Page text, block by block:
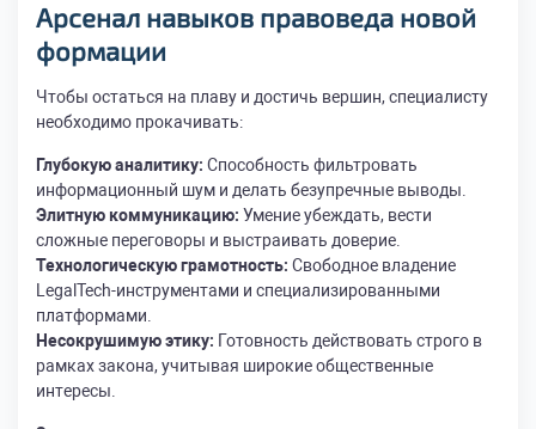
Арсенал навыков правоведа новой
формации
Чтобы остаться на плаву и достичь вершин, специалисту
необходимо прокачивать:
Глубокую аналитику: Способность фильтровать
информационный шум и делать безупречные выводы.
Элитную коммуникацию: Умение убеждать, вести
сложные переговоры и выстраивать доверие.
Технологическую грамотность: Свободное владение
LegalTech-инструментами и специализированными
платформами.
Несокрушимую этику: Готовность действовать строго в
рамках закона, учитывая широкие общественные
интересы.